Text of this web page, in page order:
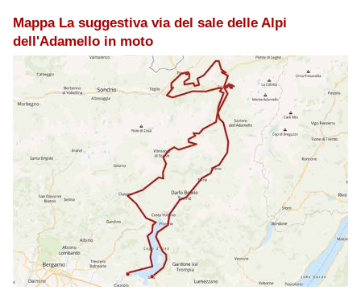
Mappa La suggestiva via del sale delle Alpi
dell'Adamello in moto